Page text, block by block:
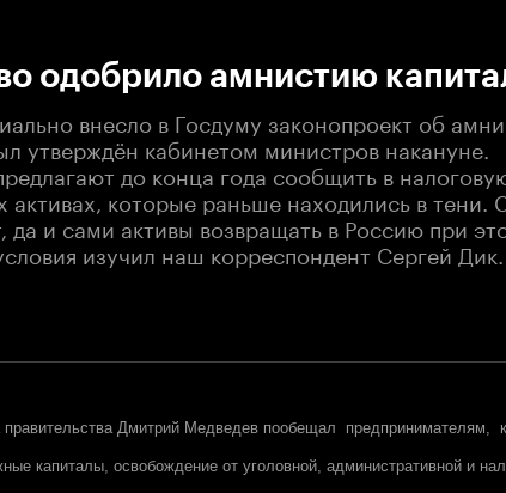
одобрило амнистию
внесло в Госдуму законопроект об
утверждён кабинетом министров накануне.
до конца года сообщить в
активах, которые раньше находились в тени.
да и сами активы возвращать в Россию при
изучил наш корреспондент Сергей Дик.
правительства Дмитрий Медведев пообещал предпринимателям,
капиталы, освобождение от уголовной, административной и